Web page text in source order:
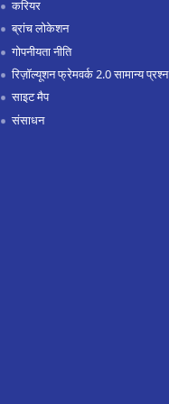
करियर
ब्रांच लोकेशन
गोपनीयता नीति
रिज़ॉल्यूशन फ्रेमवर्क 2.0 सामान्य प्रश्न
साइट मैप
संसाधन